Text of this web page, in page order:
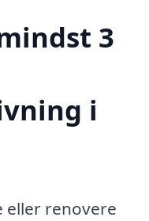
3
i
eller renovere